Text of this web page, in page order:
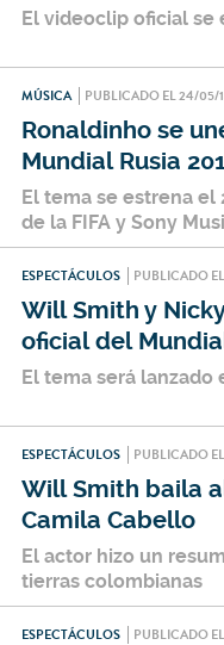
El videoclip oficial se
MÚSICA PUBLICADO EL 24/05/
Ronaldinho se
Mundial Rusia
El tema se estrena el
de la FIFA y Sony
ESPECTÁCULOS PUBLICADO
Will Smith y
oficial del
El tema será lanzado
ESPECTÁCULOS PUBLICADO
Will Smith baila
Camila Cabello
El actor hizo un
tierras colombianas
ESPECTÁCULOS PUBLICADO